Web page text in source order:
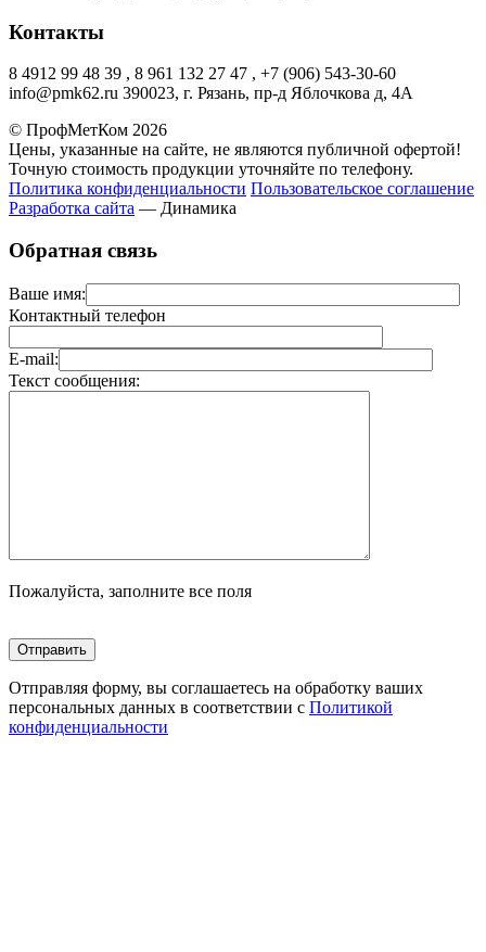
Контакты
8 4912 99 48 39 , 8 961 132 27 47 , +7 (906) 543-30-60
info@pmk62.ru 390023, г. Рязань, пр-д Яблочкова д, 4А
© ПрофМетКом 2026
Цены, указанные на сайте, не являются публичной офертой!
Точную стоимость продукции уточняйте по телефону.
Политика конфиденциальности Пользовательское соглашение
Разработка сайта — Динамика
Обратная связь
Ваше имя:
Контактный телефон
E-mail:
Текст сообщения:
Пожалуйста, заполните все поля
Отправляя форму, вы соглашаетесь на обработку ваших
персональных данных в соответствии с Политикой
конфиденциальности